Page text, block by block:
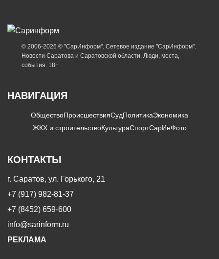
© 2006-2026 © "СарИнформ". Сетевое издание "СарИнформ".
Новости Саратова и Саратовской области. Люди, места,
события. 18+
НАВИГАЦИЯ
ОбществоПроисшествияСудПолитикаЭкономика
ЖКХ и строительствоКультураСпортСарИнФото
КОНТАКТЫ
г. Саратов, ул. Горького, 21
+7 (917) 982-81-37
+7 (8452) 659-600
info@sarinform.ru
РЕКЛАМА